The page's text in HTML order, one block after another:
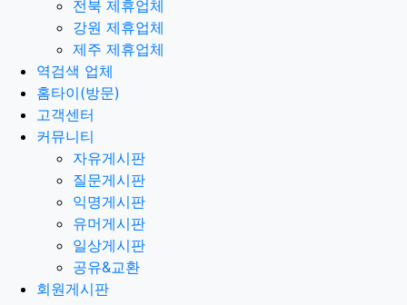
전북 제휴업체
강원 제휴업체
제주 제휴업체
역검색 업체
홈타이(방문)
고객센터
커뮤니티
자유게시판
질문게시판
익명게시판
유머게시판
일상게시판
공유&교환
회원게시판